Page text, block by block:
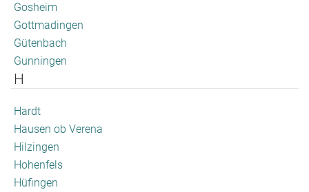
Gosheim
Gottmadingen
Gütenbach
Gunningen
H
Hardt
Hausen ob Verena
Hilzingen
Hohenfels
Hüfingen